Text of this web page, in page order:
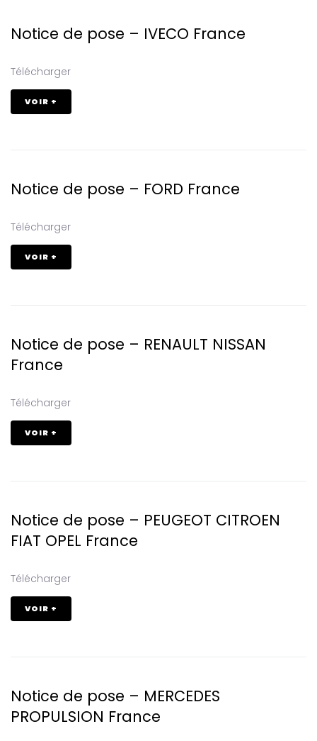
Notice de pose – IVECO France
Télécharger
VOIR +
Notice de pose – FORD France
Télécharger
VOIR +
Notice de pose – RENAULT NISSAN
France
Télécharger
VOIR +
Notice de pose – PEUGEOT CITROEN
FIAT OPEL France
Télécharger
VOIR +
Notice de pose – MERCEDES
PROPULSION France